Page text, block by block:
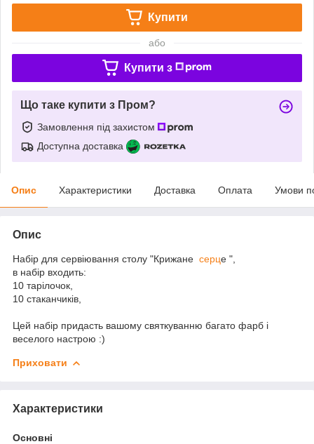
Купити
або
Купити з
Що таке купити з Пром?
Замовлення під захистом
Доступна доставка
Опис Характеристики Доставка Оплата Умови
Опис
Набір для сервіювання столу "Крижане серце ",
в набір входить:
10 тарілочок,
10 стаканчиків,
Цей набір придасть вашому святкуванню багато фарб і
веселого настрою :)
Приховати
Характеристики
Основні